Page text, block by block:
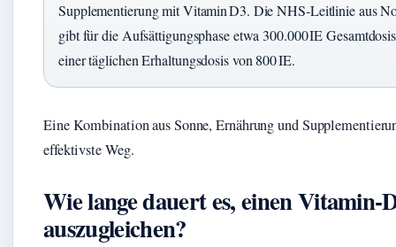
Supplementierung mit Vitamin D3. Die NHS‑Leitlinie aus
gibt für die Aufsättigungsphase etwa 300.000 IE
einer täglichen Erhaltungsdosis von 800 IE.
Eine Kombination aus Sonne, Ernährung und
effektivste Weg.
Wie lange dauert es, einen
auszugleichen?